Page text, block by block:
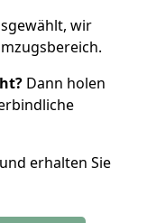
wir
Dann holen
erhalten Sie